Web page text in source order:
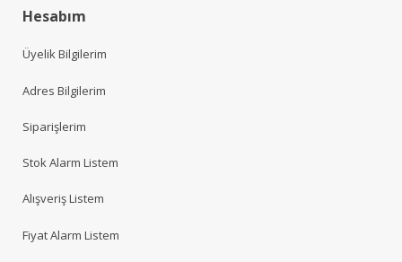
Hesabım
Üyelik Bilgilerim
Adres Bilgilerim
Siparişlerim
Stok Alarm Listem
Alışveriş Listem
Fiyat Alarm Listem